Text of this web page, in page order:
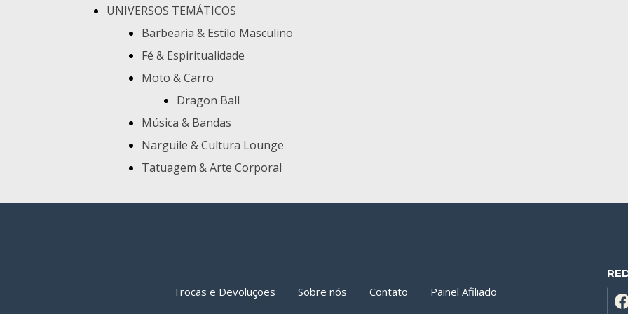
UNIVERSOS TEMÁTICOS
Barbearia & Estilo Masculino
Fé & Espiritualidade
Moto & Carro
Dragon Ball
Música & Bandas
Narguile & Cultura Lounge
Tatuagem & Arte Corporal
Trocas e Devoluções Sobre nós Contato Painel Afiliado